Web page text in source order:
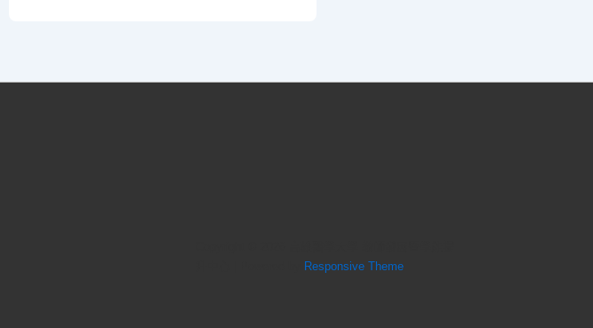
假
Responsive Theme